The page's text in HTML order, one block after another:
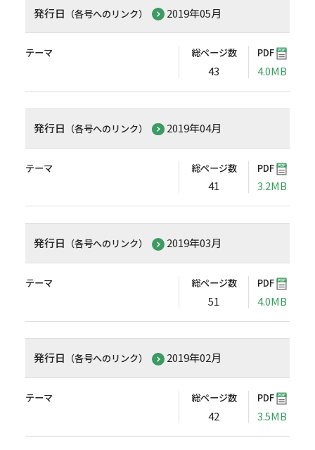
発行日 （各号へのリンク） 2019年05月
テーマ 総ページ数
43
PDF
4.0MB
発行日 （各号へのリンク） 2019年04月
テーマ 総ページ数
41
PDF
3.2MB
発行日 （各号へのリンク） 2019年03月
テーマ 総ページ数
51
PDF
4.0MB
発行日 （各号へのリンク） 2019年02月
テーマ 総ページ数
42
PDF
3.5MB